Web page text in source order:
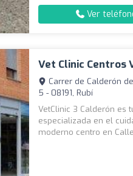
Ver
Vet Clinic Centros
Carrer de Calderón
5 - 08191, Rubí
VetClinic 3 Calderón es
especializada en el
moderno centro en